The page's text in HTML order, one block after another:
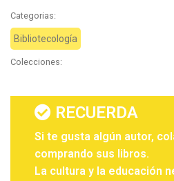
Categorias:
Bibliotecología
Colecciones:
RECUERDA
Si te gusta algún autor,
comprando sus libros.
La cultura y la educación